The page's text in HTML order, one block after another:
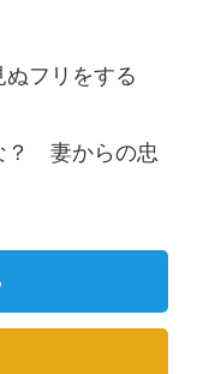
フリをする
？ 妻からの忠